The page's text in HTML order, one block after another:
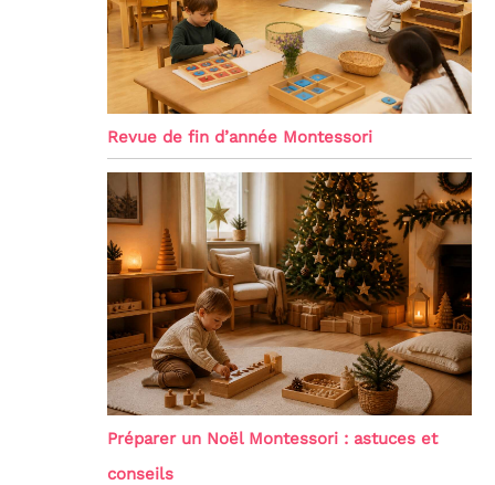
Revue de fin d’année Montessori
Préparer un Noël Montessori : astuces et
conseils